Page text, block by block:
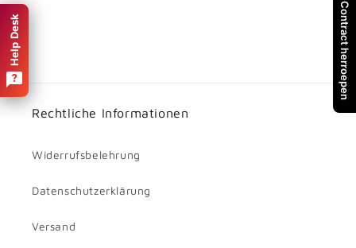
Rechtliche Informationen
Widerrufsbelehrung
Datenschutzerklärung
Versand
Help Desk Contract herroepen